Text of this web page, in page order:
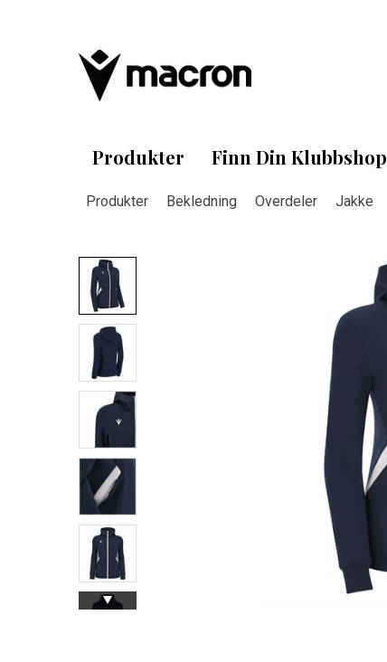
Produkter Finn Din Klubbshop
Produkter Bekledning Overdeler Jakke